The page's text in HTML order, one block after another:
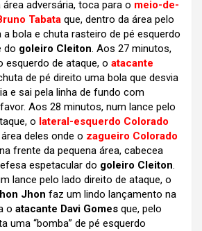
adversária, toca para o meio-de-
Tabata que, dentro da área pelo
a bola e chuta rasteiro de pé esquerdo
do goleiro Cleiton. Aos 27 minutos,
esquerdo de ataque, o atacante
de pé direito uma bola que desvia
e sai pela linha de fundo com
Aos 28 minutos, num lance pelo
o lateral-esquerdo Colorado
deles onde o zagueiro Colorado
frente da pequena área, cabecea
espetacular do goleiro Cleiton.
lance pelo lado direito de ataque, o
Jhon faz um lindo lançamento na
o atacante Davi Gomes que, pelo
uma “bomba” de pé esquerdo